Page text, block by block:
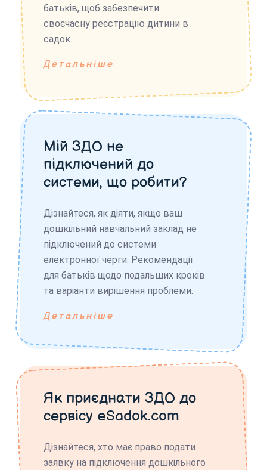
батьків, щоб забезпечити
своєчасну реєстрацію дитини в
садок.
Детальніше
Мій ЗДО не
підключений до
системи, що робити?
Дізнайтеся, як діяти, якщо ваш
дошкільний навчальний заклад не
підключений до системи
електронної черги. Рекомендації
для батьків щодо подальших кроків
та варіанти вирішення проблеми.
Детальніше
Як приєднати ЗДО до
сервісу eSadok.com
Дізнайтеся, хто має право подати
заявку на підключення дошкільного